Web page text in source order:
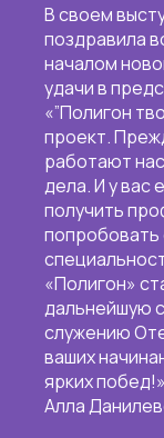
В своем
поздравила
началом
удачи в
«”Полигон
проект.
работают
дела. И у вас
получить
попробовать
«Полигон»
дальнейшую
служению
ваших
ярких
Алла